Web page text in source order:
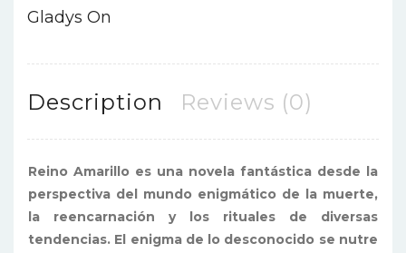
Gladys On
Description Reviews (0)
Reino Amarillo es una novela fantástica desde la
perspectiva del mundo enigmático de la muerte,
la reencarnación y los rituales de diversas
tendencias. El enigma de lo desconocido se nutre